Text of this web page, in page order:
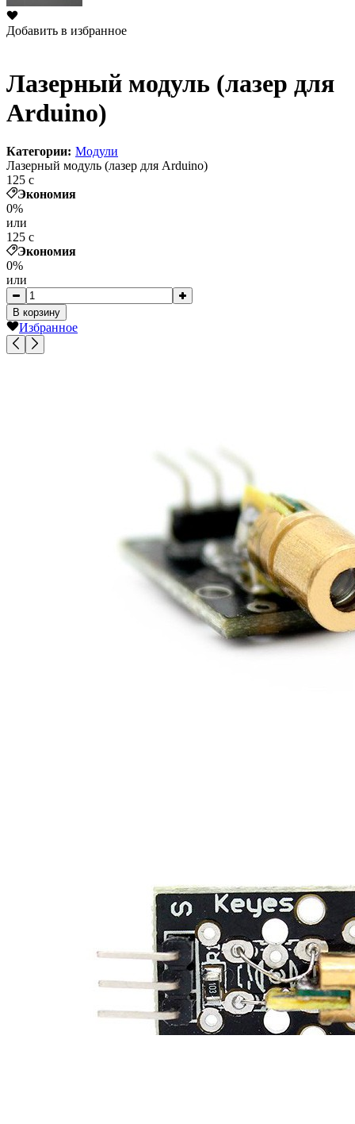
Добавить в избранное
Лазерный модуль (лазер для
Arduino)
Категории: Модули
Лазерный модуль (лазер для Arduino)
125 c
Экономия
0%
или
125 c
Экономия
0%
или
В корзину
Избранное